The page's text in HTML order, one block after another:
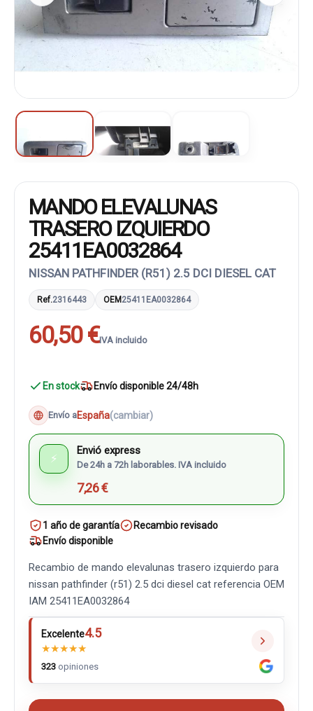
MANDO ELEVALUNAS
TRASERO IZQUIERDO
25411EA0032864
NISSAN PATHFINDER (R51) 2.5 DCI DIESEL CAT
Ref.2316443 OEM25411EA0032864
60,50 €IVA incluido
En stock Envío disponible 24/48h
Envío aEspaña(cambiar)
⚡
Envió express
De 24h a 72h laborables. IVA incluido
7,26 €
1 año de garantía
Recambio revisado
Envío disponible
Recambio de mando elevalunas trasero izquierdo para
nissan pathfinder (r51) 2.5 dci diesel cat referencia OEM
IAM 25411EA0032864
Excelente4.5
★★★★★
323 opiniones